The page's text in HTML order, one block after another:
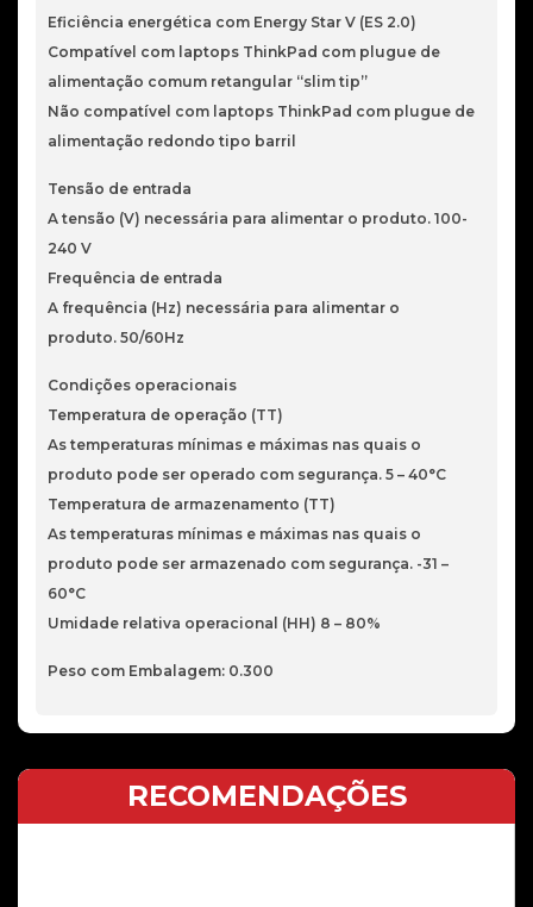
Adapter
-
Slim
Tip
EU1
Eficiência energética com Energy Star V (ES 2.0)
Compatível com laptops ThinkPad com plugue de
alimentação comum retangular “slim tip”
Não compatível com laptops ThinkPad com plugue de
alimentação redondo tipo barril
Tensão de entrada
A tensão (V) necessária para alimentar o produto. 100-
240 V
Frequência de entrada
A frequência (Hz) necessária para alimentar o
produto. 50/60Hz
Condições operacionais
Temperatura de operação (TT)
As temperaturas mínimas e máximas nas quais o
produto pode ser operado com segurança. 5 – 40°C
Temperatura de armazenamento (TT)
As temperaturas mínimas e máximas nas quais o
produto pode ser armazenado com segurança. -31 –
60°C
Umidade relativa operacional (HH) 8 – 80%
Peso com Embalagem: 0.300
RECOMENDAÇÕES